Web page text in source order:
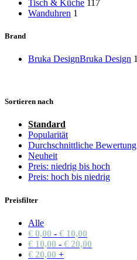
Tisch & Küche 117
Wanduhren 1
Brand
Bruka DesignBruka Design 1
Sortieren nach
Standard
Popularität
Durchschnittliche Bewertung
Neuheit
Preis: niedrig bis hoch
Preis: hoch bis niedrig
Preisfilter
Alle
€ 0,00 - € 10,00
€ 10,00 - € 20,00
€ 20,00 +